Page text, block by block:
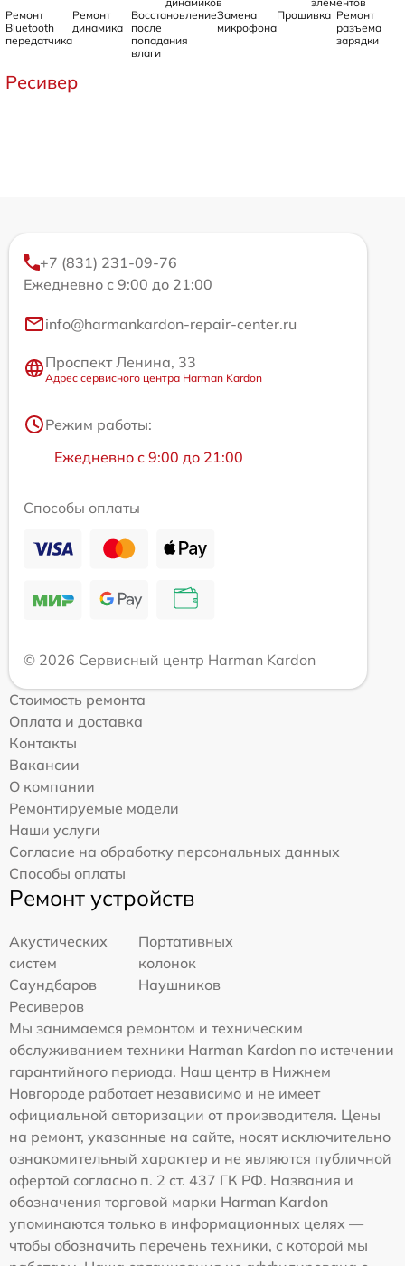
Ремонт
Bluetooth
передатчика
Ремонт
динамика
Восстановление
после
попадания
влаги
Замена
микрофона
Прошивка Ремонт
разъема
зарядки
Ресивер
+7 (831) 231-09-76
Ежедневно с 9:00 до 21:00
info@harmankardon-repair-center.ru
Проспект Ленина, 33
Адрес сервисного центра Harman Kardon
Режим работы:
Ежедневно с 9:00 до 21:00
Способы оплаты
© 2026 Сервисный центр Harman Kardon
Стоимость ремонта
Оплата и доставка
Контакты
Вакансии
О компании
Ремонтируемые модели
Наши услуги
Согласие на обработку персональных данных
Способы оплаты
Ремонт устройств
Акустических
систем
Портативных
колонок
Саундбаров
Наушников
Ресиверов
Мы занимаемся ремонтом и техническим
обслуживанием техники Harman Kardon по истечении
гарантийного периода. Наш центр в Нижнем
Новгороде работает независимо и не имеет
официальной авторизации от производителя. Цены
на ремонт, указанные на сайте, носят исключительно
ознакомительный характер и не являются публичной
офертой согласно п. 2 ст. 437 ГК РФ. Названия и
обозначения торговой марки Harman Kardon
упоминаются только в информационных целях —
чтобы обозначить перечень техники, с которой мы